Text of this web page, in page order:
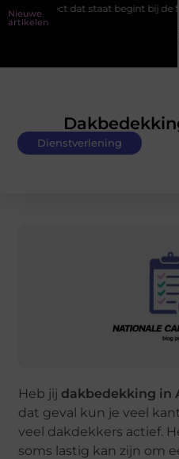
Nieuwe
artikelen
staat begint bij de fundering
Dienstverlening
Heb jij dakbedekking in
dat geval kun je veel
veel dakdekkers actief.
soms lastig kan zijn om